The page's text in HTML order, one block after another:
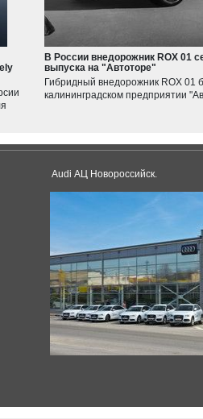
В России внедорожник ROX 01
выпуска на "Автоторе"
Гибридный внедорожник ROX 01
калининградском предприятии
Audi АЦ Новороссийск.